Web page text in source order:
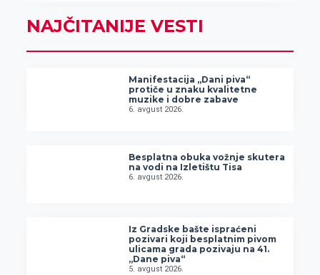
NAJČITANIJE VESTI
Manifestacija „Dani piva“
protiče u znaku kvalitetne
muzike i dobre zabave
6. avgust 2026.
Besplatna obuka vožnje skutera
na vodi na Izletištu Tisa
6. avgust 2026.
Iz Gradske bašte ispraćeni
pozivari koji besplatnim pivom
ulicama grada pozivaju na 41.
„Dane piva“
5. avgust 2026.